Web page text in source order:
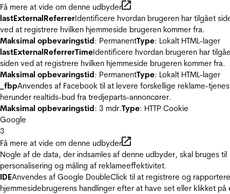
Få mere at vide om denne udbyder
lastExternalReferrerIdentificere hvordan brugeren har tilgået
ved at registrere hvilken hjemmeside brugeren kommer fra.
Maksimal opbevaringstid: PermanentType: Lokalt HTML-lager
lastExternalReferrerTimeIdentificere hvordan brugeren har
siden ved at registrere hvilken hjemmeside brugeren kommer fra.
Maksimal opbevaringstid: PermanentType: Lokalt HTML-lager
_fbpAnvendes af Facebook til at levere forskellige reklame-
herunder realtids-bud fra tredjeparts-annoncører.
Maksimal opbevaringstid: 3 mdr.Type: HTTP Cookie
Google
3
Få mere at vide om denne udbyder
Nogle af de data, der indsamles af denne udbyder, skal bruges til
personalisering og måling af reklameeffektivitet.
IDEAnvendes af Google DoubleClick til at registrere og
hjemmesidebrugerens handlinger efter at have set eller klikket på